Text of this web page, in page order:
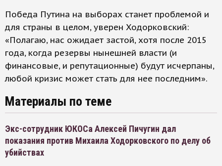
Победа Путина на выборах станет проблемой и
для страны в целом, уверен Ходорковский:
«Полагаю, нас ожидает застой, хотя после 2015
года, когда резервы нынешней власти (и
финансовые, и репутационные) будут исчерпаны,
любой кризис может стать для нее последним».
Материалы по теме
Экс-сотрудник ЮКОСа Алексей Пичугин дал
показания против Михаила Ходорковского по делу об
убийствах